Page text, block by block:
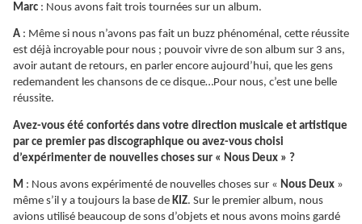
Marc : Nous avons fait trois tournées sur un album.
A : Même si nous n’avons pas fait un buzz phénoménal, cette réussite
est déjà incroyable pour nous ; pouvoir vivre de son album sur 3 ans,
avoir autant de retours, en parler encore aujourd’hui, que les gens
redemandent les chansons de ce disque…Pour nous, c’est une belle
réussite.
Avez-vous été confortés dans votre direction musicale et artistique
par ce premier pas discographique ou avez-vous choisi
d’expérimenter de nouvelles choses sur « Nous Deux » ?
M : Nous avons expérimenté de nouvelles choses sur « Nous Deux »
même s’il y a toujours la base de KIZ. Sur le premier album, nous
avions utilisé beaucoup de sons d’objets et nous avons moins gardé